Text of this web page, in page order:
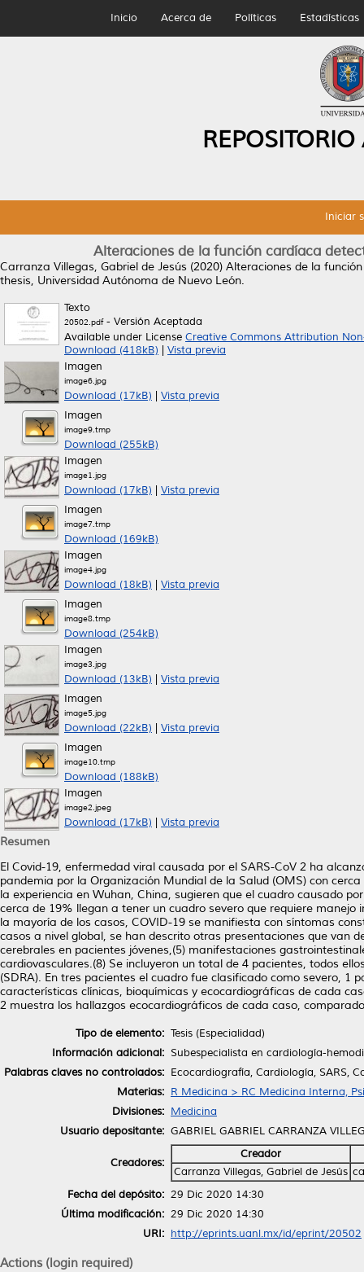
Inicio Acerca de Políticas Estadísticas
Iniciar
Alteraciones de la función cardíaca
Carranza Villegas, Gabriel de Jesús (2020) Alteraciones de la
thesis, Universidad Autónoma de Nuevo León.
Texto
20502.pdf- Versión Aceptada
Available under License Creative Commons Attribution
Download (418kB)
Vista previa
Imagen
image6.jpg
Download (17kB)
Vista previa
Imagen
image9.tmp
Download (255kB)
Imagen
image1.jpg
Download (17kB)
Vista previa
Imagen
image7.tmp
Download (169kB)
Imagen
image4.jpg
Download (18kB)
Vista previa
Imagen
image8.tmp
Download (254kB)
Imagen
image3.jpg
Download (13kB)
Vista previa
Imagen
image5.jpg
Download (22kB)
Vista previa
Imagen
image10.tmp
Download (188kB)
Imagen
image2.jpeg
Download (17kB) Vista previa
Resumen
El Covid-19, enfermedad viral causada por el SARS-CoV 2 ha
pandemia por la Organización Mundial de la Salud (OMS) con
la experiencia en Wuhan, China, sugieren que el cuadro causado
cerca de 19% llegan a tener un cuadro severo que requiere
la mayoría de los casos, COVID-19 se manifiesta con síntomas
casos a nivel global, se han descrito otras presentaciones que van
cerebrales en pacientes jóvenes,(5) manifestaciones
cardiovasculares.(8) Se incluyeron un total de 4 pacientes, todos
(SDRA). En tres pacientes el cuadro fue clasificado como severo,
características clínicas, bioquímicas y ecocardiográficas de cada
2 muestra los hallazgos ecocardiográficos de cada caso,
Tipo de elemento: Tesis (Especialidad)
Información adicional: Subespecialista en cardiología-
Palabras claves no controlados: Ecocardiografía, Cardiología, SARS,
Materias: R Medicina > RC Medicina Interna,
Divisiones: Medicina
Usuario depositante: GABRIEL GABRIEL CARRANZA
Creadores:
Creador
Carranza Villegas, Gabriel de Jesús
Fecha del depósito: 29 Dic 2020 14:30
Última modificación: 29 Dic 2020 14:30
URI: http://eprints.uanl.mx/id/eprint/20502
Actions (login required)